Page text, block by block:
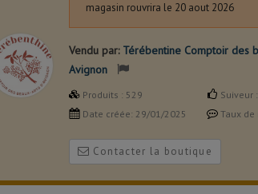
magasin rouvrira le 20 aout 2026
Vendu par: Térébentine Comptoir des
Avignon
Produits : 529 Suiveur :
Date créée: 29/01/2025 Taux de
Contacter la boutique